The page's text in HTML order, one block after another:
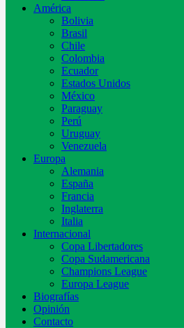
América
Bolivia
Brasil
Chile
Colombia
Ecuador
Estados Unidos
México
Paraguay
Perú
Uruguay
Venezuela
Europa
Alemania
España
Francia
Inglaterra
Italia
Internacional
Copa Libertadores
Copa Sudamericana
Champions League
Europa League
Biografías
Opinión
Contacto